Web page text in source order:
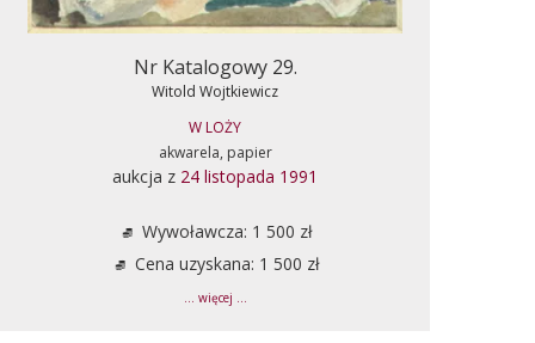
Nr Katalogowy 29.
Witold Wojtkiewicz
W LOŻY
akwarela, papier
aukcja z 24 listopada 1991
Wywoławcza: 1 500 zł
Cena uzyskana: 1 500 zł
... więcej ...